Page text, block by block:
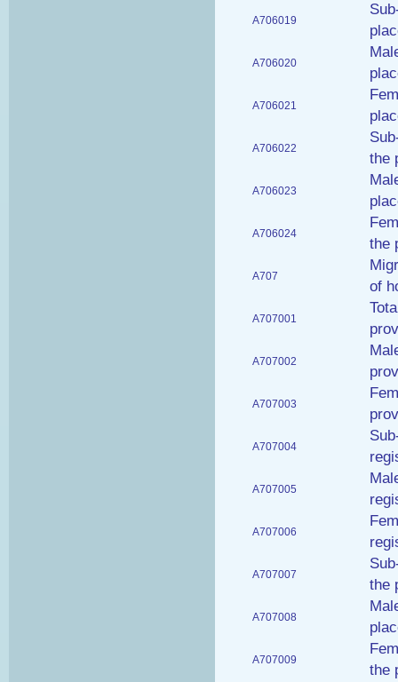
A706019
A706020
A706021
A706022
the
A706023
A706024
the
A707
of
A707001
A707002
A707003
A707004
A707005
A707006
A707007
the
A707008
A707009
the